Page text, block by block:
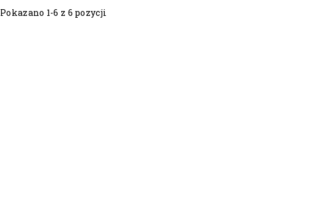
Pokazano 1-6 z 6 pozycji